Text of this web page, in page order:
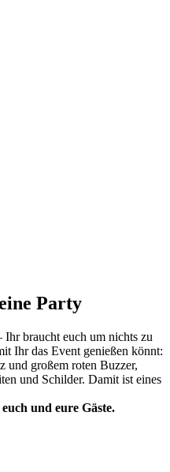
Party
Ihr braucht euch um nichts zu
Ihr das Event genießen könnt:
und großem roten Buzzer,
und Schilder. Damit ist eines
und eure Gäste.